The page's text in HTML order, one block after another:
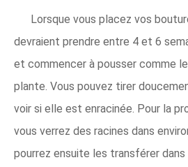
Lorsque vous placez vos
devraient prendre entre 4 et 6
et commencer à pousser comme
plante. Vous pouvez tirer
voir si elle est enracinée. Pour la
vous verrez des racines dans
pourrez ensuite les transférer